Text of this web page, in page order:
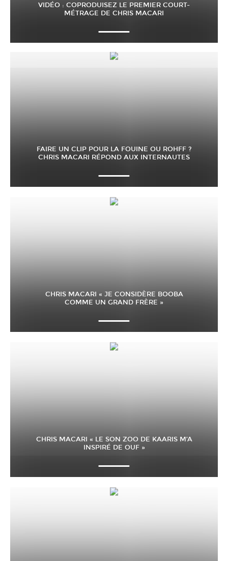
VIDÉO : COPRODUISEZ LE PREMIER COURT-
MÉTRAGE DE CHRIS MACARI
FAIRE UN CLIP POUR LA FOUINE OU ROHFF ?
CHRIS MACARI RÉPOND AUX INTERNAUTES
CHRIS MACARI « JE CONSIDÈRE BOOBA
COMME UN GRAND FRÈRE »
CHRIS MACARI « LE SON ZOO DE KAARIS M’A
INSPIRÉ DE OUF »